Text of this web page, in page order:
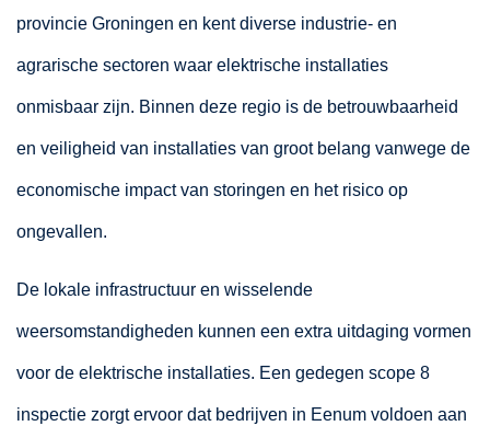
provincie Groningen en kent diverse industrie- en
agrarische sectoren waar elektrische installaties
onmisbaar zijn. Binnen deze regio is de betrouwbaarheid
en veiligheid van installaties van groot belang vanwege de
economische impact van storingen en het risico op
ongevallen.
De lokale infrastructuur en wisselende
weersomstandigheden kunnen een extra uitdaging vormen
voor de elektrische installaties. Een gedegen scope 8
inspectie zorgt ervoor dat bedrijven in Eenum voldoen aan